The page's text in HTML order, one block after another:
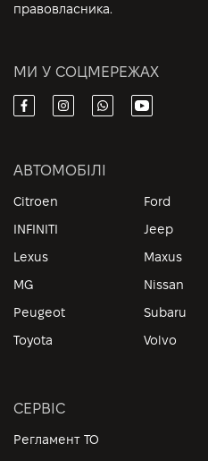
правовласника.
МИ У СОЦМЕРЕЖАХ
АВТОМОБІЛІ
Citroen Ford
INFINITI
Jeep
Lexus
Maxus
MG
Nissan
Peugeot
Subaru
Toyota
Volvo
СЕРВІС
Регламент ТО